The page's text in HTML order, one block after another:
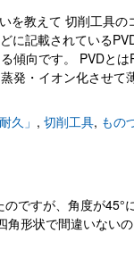
教えて 切削工具
に記載されている
傾向です。 PVDと
発・イオン化させて
久」 , 切削工具, もの
ですが、角度が45°
形状で間違いない